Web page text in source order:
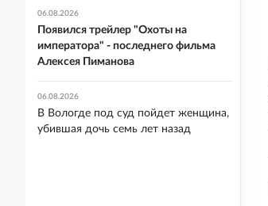
06.08.2026
Появился трейлер "Охоты на
императора" - последнего фильма
Алексея Пиманова
06.08.2026
В Вологде под суд пойдет женщина,
убившая дочь семь лет назад